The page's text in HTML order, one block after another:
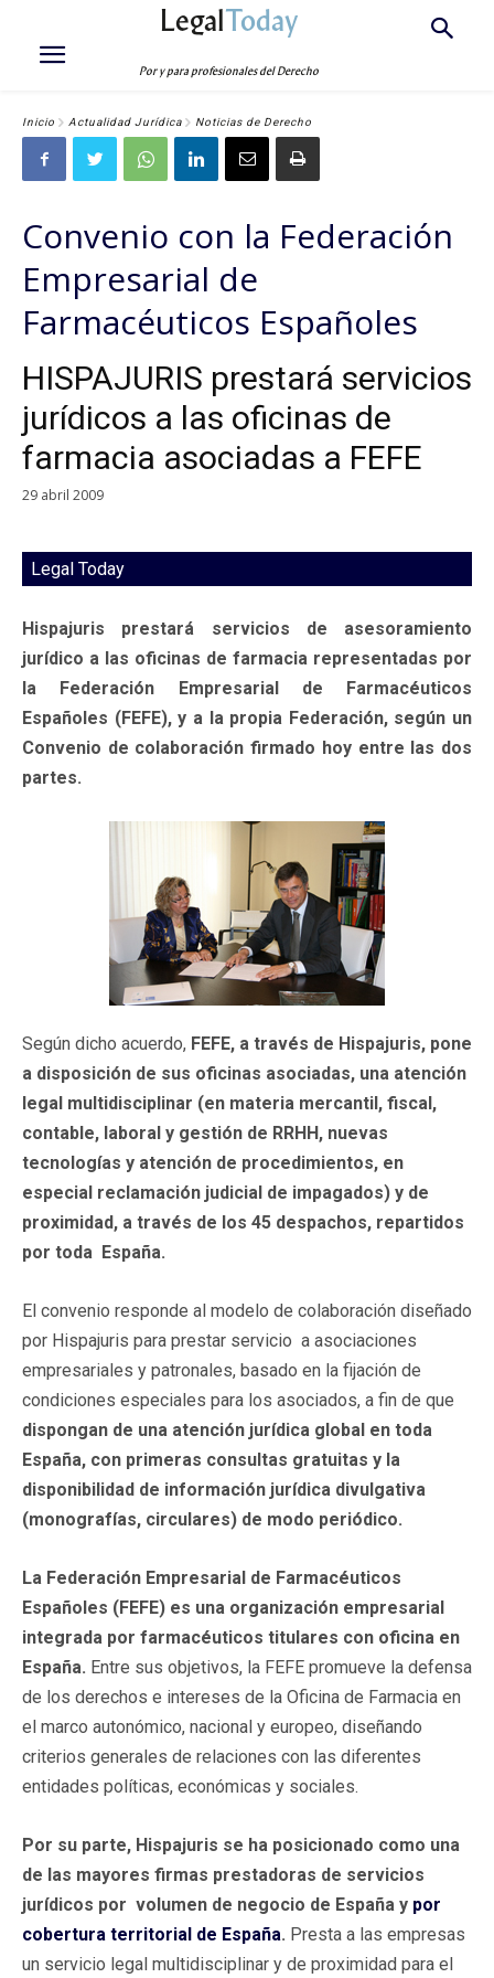
LegalToday
Por y para profesionales del Derecho
Inicio Actualidad Jurídica Noticias de Derecho
Convenio con la Federación
Empresarial de
Farmacéuticos Españoles
HISPAJURIS prestará servicios
jurídicos a las oficinas de
farmacia asociadas a FEFE
29 abril 2009
Legal Today
Hispajuris prestará servicios de asesoramiento
jurídico a las oficinas de farmacia representadas por
la Federación Empresarial de Farmacéuticos
Españoles (FEFE), y a la propia Federación, según un
Convenio de colaboración firmado hoy entre las dos
partes.
Según dicho acuerdo, FEFE, a través de Hispajuris, pone
a disposición de sus oficinas asociadas, una atención
legal multidisciplinar (en materia mercantil, fiscal,
contable, laboral y gestión de RRHH, nuevas
tecnologías y atención de procedimientos, en
especial reclamación judicial de impagados) y de
proximidad, a través de los 45 despachos, repartidos
por toda España.
El convenio responde al modelo de colaboración diseñado
por Hispajuris para prestar servicio a asociaciones
empresariales y patronales, basado en la fijación de
condiciones especiales para los asociados, a fin de que
dispongan de una atención jurídica global en toda
España, con primeras consultas gratuitas y la
disponibilidad de información jurídica divulgativa
(monografías, circulares) de modo periódico.
La Federación Empresarial de Farmacéuticos
Españoles (FEFE) es una organización empresarial
integrada por farmacéuticos titulares con oficina en
España. Entre sus objetivos, la FEFE promueve la defensa
de los derechos e intereses de la Oficina de Farmacia en
el marco autonómico, nacional y europeo, diseñando
criterios generales de relaciones con las diferentes
entidades políticas, económicas y sociales.
Por su parte, Hispajuris se ha posicionado como una
de las mayores firmas prestadoras de servicios
jurídicos por volumen de negocio de España y por
cobertura territorial de España. Presta a las empresas
un servicio legal multidisciplinar y de proximidad para el